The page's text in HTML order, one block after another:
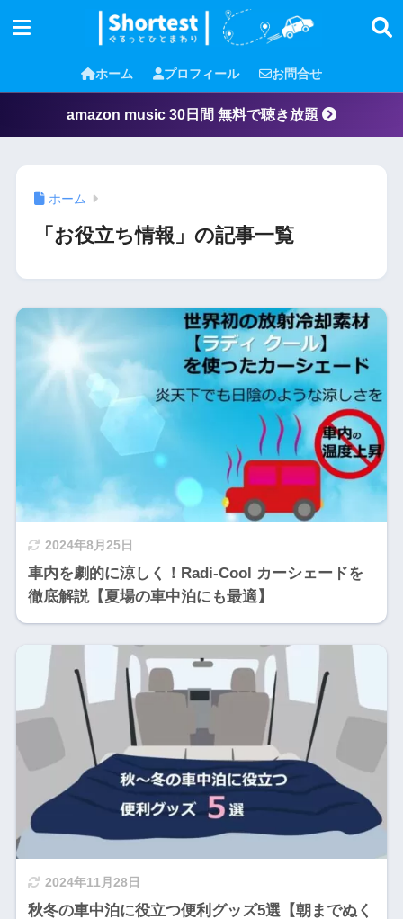
ホーム プロフィール お問合せ
amazon music 30日間 無料で聴き放題
ホーム
「お役立ち情報」の記事一覧
2024年8月25日
車内を劇的に涼しく！Radi-Cool カーシェードを
徹底解説【夏場の車中泊にも最適】
2024年11月28日
秋冬の車中泊に役立つ便利グッズ5選【朝までぬく